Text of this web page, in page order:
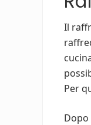
Il
Per